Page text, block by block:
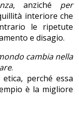
, anziché per
interiore che
le ripetute
e disagio.
cambia nella
.
perché essa
è la migliore